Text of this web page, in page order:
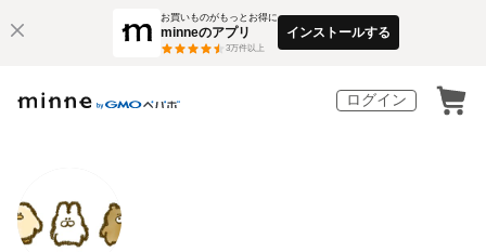
お買いものがもっとお得に
minneのアプリ
3万件以上
インストールする
ログイン